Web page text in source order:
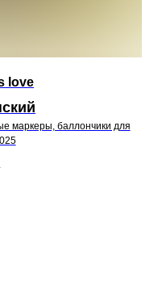
love
маркеры, баллончики для